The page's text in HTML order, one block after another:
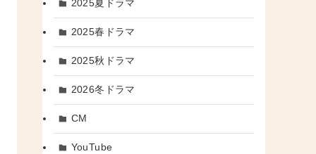
2025夏ドラマ
2025春ドラマ
2025秋ドラマ
2026冬ドラマ
CM
YouTube